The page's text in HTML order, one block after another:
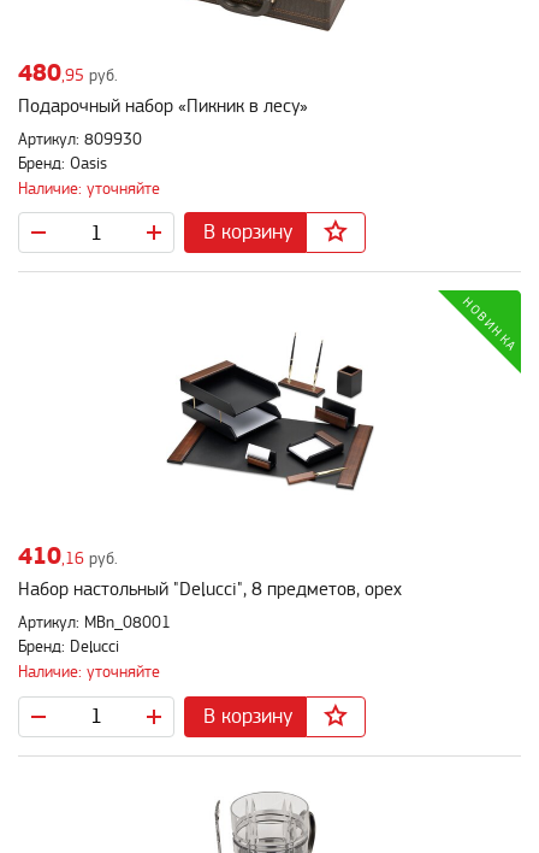
480 ,95 руб.
Подарочный набор «Пикник в лесу»
Артикул: 809930
Бренд: Oasis
Наличие: уточняйте
В корзину
410,16 руб.
Набор настольный "Delucci", 8 предметов, орех
Артикул: MBn_08001
Бренд: Delucci
Наличие: уточняйте
В корзину